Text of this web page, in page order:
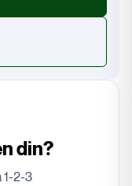
din?
1-2-3